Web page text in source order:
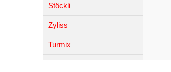
Stöckli
Zyliss
Turmix